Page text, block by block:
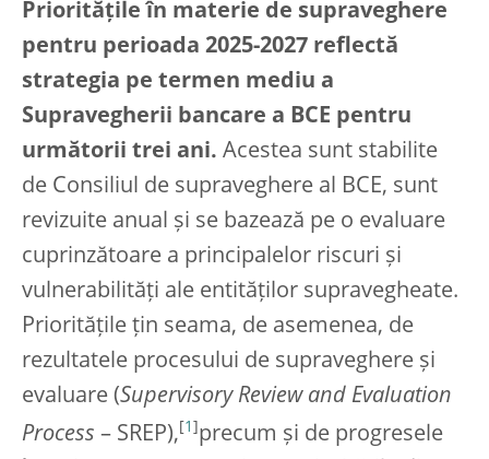
Prioritățile în materie de supraveghere
pentru perioada 2025-2027 reflectă
strategia pe termen mediu a
Supravegherii bancare a BCE pentru
următorii trei ani. Acestea sunt stabilite
de Consiliul de supraveghere al BCE, sunt
revizuite anual și se bazează pe o evaluare
cuprinzătoare a principalelor riscuri și
vulnerabilități ale entităților supravegheate.
Prioritățile țin seama, de asemenea, de
rezultatele procesului de supraveghere și
evaluare (Supervisory Review and Evaluation
Process – SREP), 1
precum și de progresele